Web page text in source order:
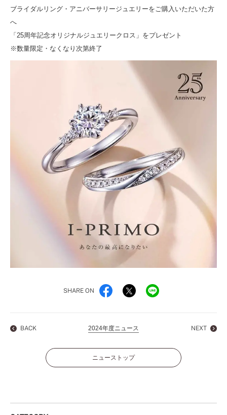
ブライダルリング・アニバーサリージュエリーをご購入いただいた方
へ
「25周年記念オリジナルジュエリークロス」をプレゼント
※数量限定・なくなり次第終了
SHARE ON
BACK 2024年度ニュース NEXT
ニューストップ